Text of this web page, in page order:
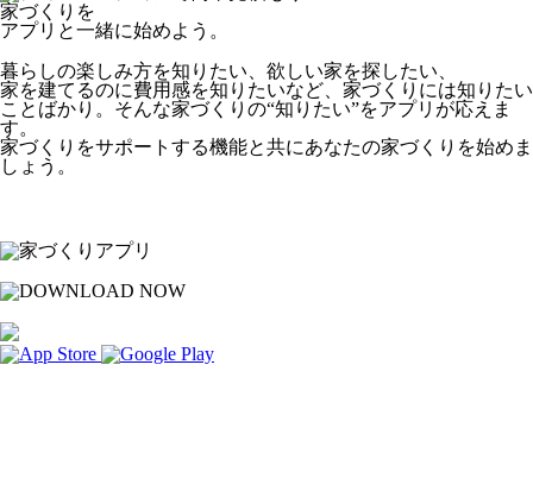
家づくりを
アプリと一緒に始めよう。
暮らしの楽しみ方を知りたい、欲しい家を探したい、
家を建てるのに費用感を知りたいなど、家づくりには知りたい
ことばかり。 そんな家づくりの“知りたい”をアプリが応えま
す。
家づくりをサポートする機能と共にあなたの家づくりを始めま
しょう。